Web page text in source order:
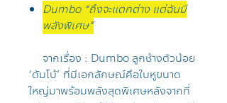
Dumbo “ถึงจะแตกต่าง แต่ฉันมี
พลังพิเศษ”
จากเรื่อง : Dumbo ลูกช้างตัวน้อย
‘ดัมโบ้’ ที่มีเอกลักษณ์คือใบหูขนาด
ใหญ่มาพร้อมพลังสุดพิเศษหลังจากที่